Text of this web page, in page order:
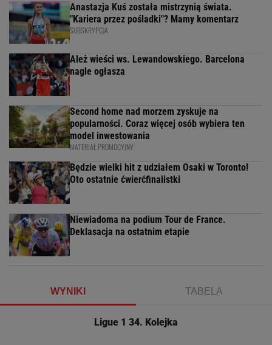
Anastazja Kuś została mistrzynią świata.
"Kariera przez pośladki"? Mamy komentarz
SUBSKRYPCJA
Ależ wieści ws. Lewandowskiego. Barcelona
nagle ogłasza
Second home nad morzem zyskuje na
popularności. Coraz więcej osób wybiera ten
model inwestowania
MATERIAŁ PROMOCYJNY
Będzie wielki hit z udziałem Osaki w Toronto!
Oto ostatnie ćwierćfinalistki
Niewiadoma na podium Tour de France.
Deklasacja na ostatnim etapie
WYNIKI TABELA
Ligue 1 34. Kolejka